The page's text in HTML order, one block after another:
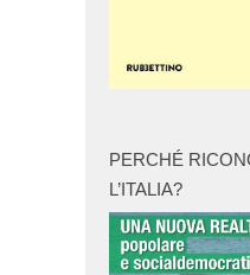
PERCHÉ
L’ITALIA?